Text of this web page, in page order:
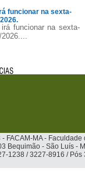
funcionar na sexta-
funcionar na sexta-
FACAM-MA - Faculdade
Bequimão - São Luís -
1238 / 3227-8916 / Pós